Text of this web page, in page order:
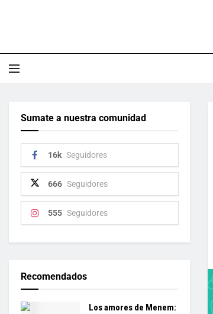
Sumate a nuestra comunidad
16k Seguidores
666 Seguidores
555 Seguidores
Recomendados
Los amores de Menem: